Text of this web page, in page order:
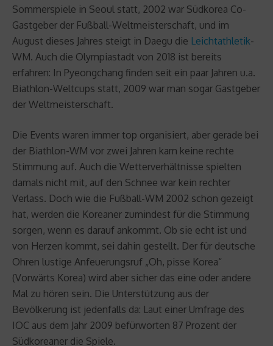
Sommerspiele in Seoul statt, 2002 war Südkorea Co-
Gastgeber der Fußball-Weltmeisterschaft, und im
August dieses Jahres steigt in Daegu die Leichtathletik-
WM. Auch die Olympiastadt von 2018 ist bereits
erfahren: In Pyeongchang finden seit ein paar Jahren u.a.
Biathlon-Weltcups statt, 2009 war man sogar Gastgeber
der Weltmeisterschaft.
Die Events waren immer top organisiert, aber gerade bei
der Biathlon-WM vor zwei Jahren kam keine rechte
Stimmung auf. Auch die Wetterverhältnisse spielten
damals nicht mit, auf den Schnee war kein rechter
Verlass. Doch wie die Fußball-WM 2002 schon gezeigt
hat, werden die Koreaner zumindest für die Stimmung
sorgen, wenn es darauf ankommt. Ob sie echt ist und
von Herzen kommt, sei dahin gestellt. Der für deutsche
Ohren lustige Anfeuerungsruf „Oh, pisse Korea“
(Vorwärts Korea) wird aber sicher das eine oder andere
Mal zu hören sein. Die Unterstützung aus der
Bevölkerung ist jedenfalls da: Laut einer Umfrage des
IOC aus dem Jahr 2009 befürworten 87 Prozent der
Südkoreaner die Spiele.